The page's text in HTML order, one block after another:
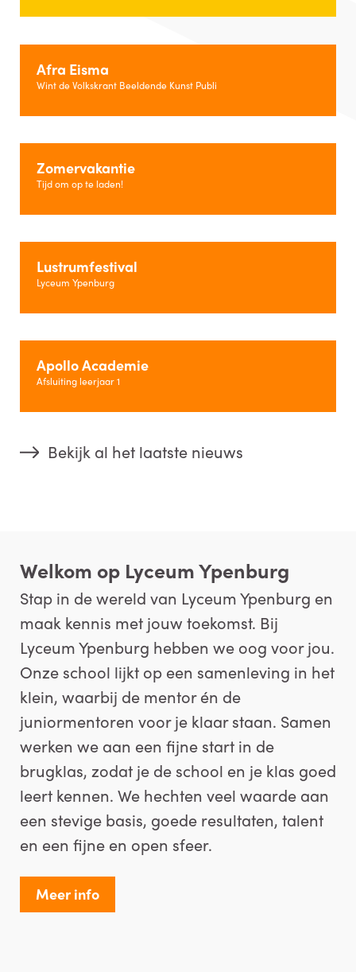
Afra Eisma
Wint de Volkskrant Beeldende Kunst Publi
Zomervakantie
Tijd om op te laden!
Lustrumfestival
Lyceum Ypenburg
Apollo Academie
Afsluiting leerjaar 1
Bekijk al het laatste nieuws
Welkom op Lyceum Ypenburg
Stap in de wereld van Lyceum Ypenburg en
maak kennis met jouw toekomst. Bij
Lyceum Ypenburg hebben we oog voor jou.
Onze school lijkt op een samenleving in het
klein, waarbij de mentor én de
juniormentoren voor je klaar staan. Samen
werken we aan een fijne start in de
brugklas, zodat je de school en je klas goed
leert kennen. We hechten veel waarde aan
een stevige basis, goede resultaten, talent
en een fijne en open sfeer.
Meer info